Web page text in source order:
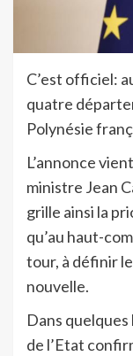
C’est officiel:
quatre
Polynésie
L’annonce
ministre Jean
grille ainsi la
qu’au haut-
tour, à définir
nouvelle.
Dans
de l’Etat